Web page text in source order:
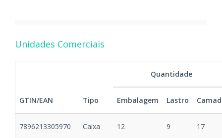
Unidades Comerciais
GTIN/EAN Tipo
Quantidade
Embalagem Lastro
7896213305970 Caixa 12 9 17